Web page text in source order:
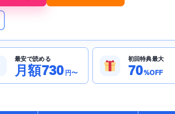
最安で読める
月額730 円〜
初回特典最大
70%OFF